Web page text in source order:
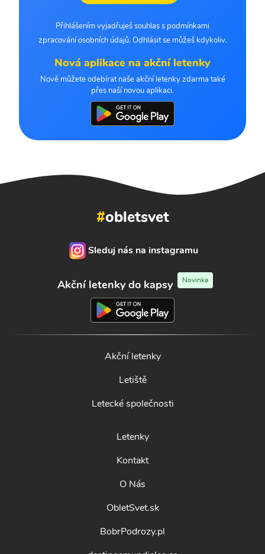
Přihlášením vyjadřuješ souhlas s podmínkami
zpracování osobních údajů. Odhlásit se můžeš kdykoliv.
Nová aplikace na akční letenky
Nově můžete odebírat naše akční letenky zdarma také
přes naší novou aplikaci.
#obletsvet
Sleduj nás na instagramu
Akční letenky do kapsy Novinka
Akční letenky
Letiště
Letecké společnosti
Letenky
Kontakt
O Nás
ObletSvet.sk
BobrPodrozy.pl